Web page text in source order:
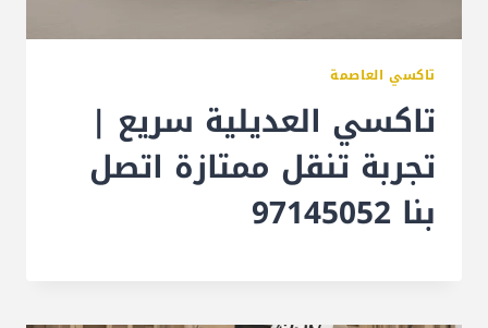
تاكسي العاصمة
تاكسي العديلية سريع |
تجربة تنقل ممتازة اتصل
بنا 97145052